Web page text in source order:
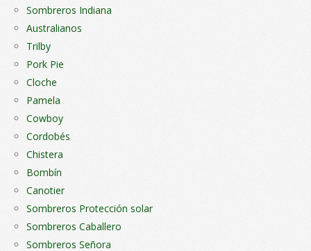
Sombreros Indiana
Australianos
Trilby
Pork Pie
Cloche
Pamela
Cowboy
Cordobés
Chistera
Bombín
Canotier
Sombreros Protección solar
Sombreros Caballero
Sombreros Señora